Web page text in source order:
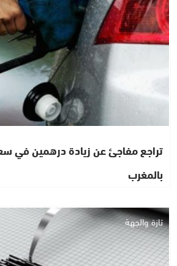
تراجع مفاجئ عن زيادة درهمين في
بالمغرب
تازة والجهة